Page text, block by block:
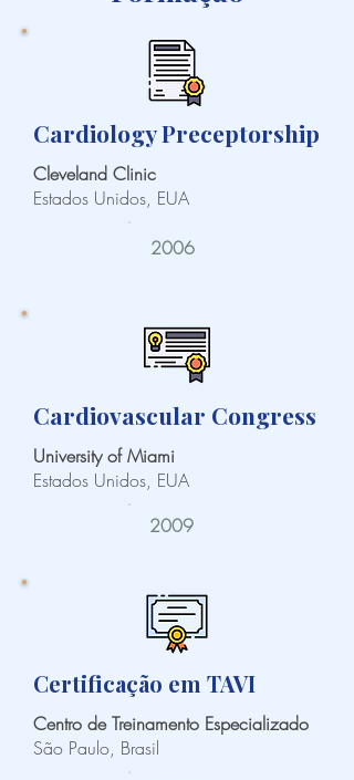
Cardiology Preceptorship
Cleveland Clinic
Estados Unidos, EUA
2006
Cardiovascular Congress
University of Miami
Estados Unidos, EUA
2009
Certificação em TAVI
Centro de Treinamento Especializado
São Paulo, Brasil